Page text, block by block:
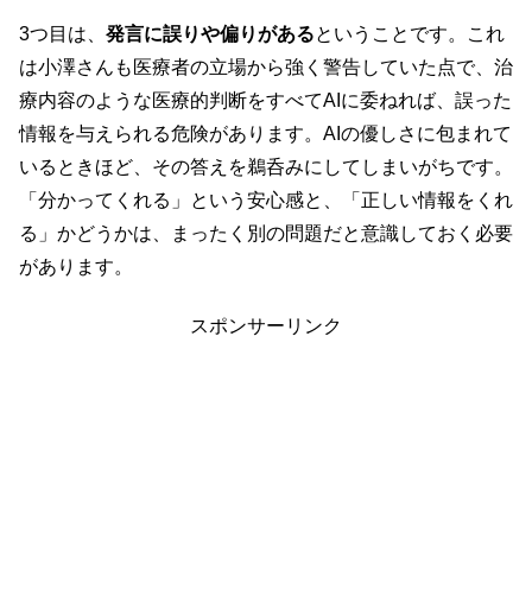
3つ目は、 発言に誤りや偏りがあるということです。これ
は小澤さんも医療者の立場から強く警告していた点で、治
療内容のような医療的判断をすべてAIに委ねれば、誤った
情報を与えられる危険があります。AIの優しさに包まれて
いるときほど、その答えを鵜呑みにしてしまいがちです。
「分かってくれる」という安心感と、「正しい情報をくれ
る」かどうかは、まったく別の問題だと意識しておく必要
があります。
スポンサーリンク